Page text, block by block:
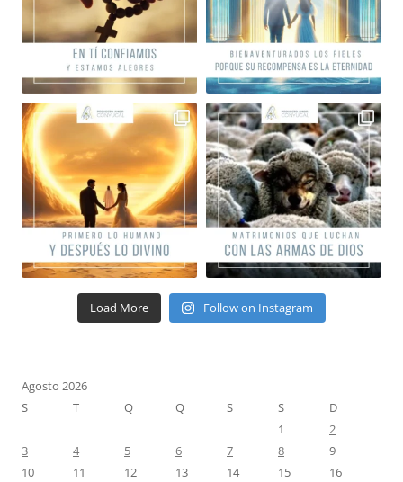
Load More Follow on Instagram
Agosto 2026
S
T Q Q S S
D
1
2
3
4 5 6 7 8
9
10
11 12 13 14 15
16